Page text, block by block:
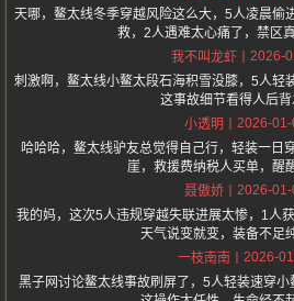
天哪，鳌太线冬季穿越风险这么大，5人凌晨偷
救，2人遇难太心痛了，禁区
我不叫龙虾
2026-
刺激啊，鳌太线小鳌太段石海积雪没膝，5人轻
这事故细节看得人后背
小透明
2026-01-
哈哈哈，鳌太线驴友总觉得自己行，轻装一日
崖，救援费纳税人买单，醒
聂傲娇
2026-01-
我的妈，这次5人违规穿越失联进展太惨，1人
天气说变就变，装备不足
一枝南南
2026-
黑子网讨论鳌太线事故刷屏了，5人轻装速穿